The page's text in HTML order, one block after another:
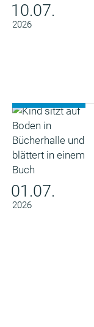
10.07.
2026
01.07.
2026